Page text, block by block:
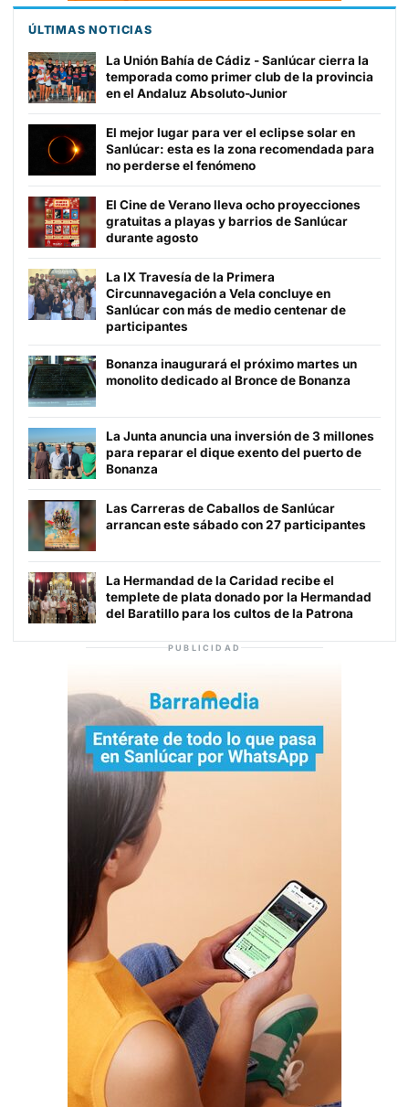
ÚLTIMAS NOTICIAS
La Unión Bahía de Cádiz - Sanlúcar cierra la
temporada como primer club de la provincia
en el Andaluz Absoluto-Junior
El mejor lugar para ver el eclipse solar en
Sanlúcar: esta es la zona recomendada para
no perderse el fenómeno
El Cine de Verano lleva ocho proyecciones
gratuitas a playas y barrios de Sanlúcar
durante agosto
La IX Travesía de la Primera
Circunnavegación a Vela concluye en
Sanlúcar con más de medio centenar de
participantes
Bonanza inaugurará el próximo martes un
monolito dedicado al Bronce de Bonanza
La Junta anuncia una inversión de 3 millones
para reparar el dique exento del puerto de
Bonanza
Las Carreras de Caballos de Sanlúcar
arrancan este sábado con 27 participantes
La Hermandad de la Caridad recibe el
templete de plata donado por la Hermandad
del Baratillo para los cultos de la Patrona
PUBLICIDAD